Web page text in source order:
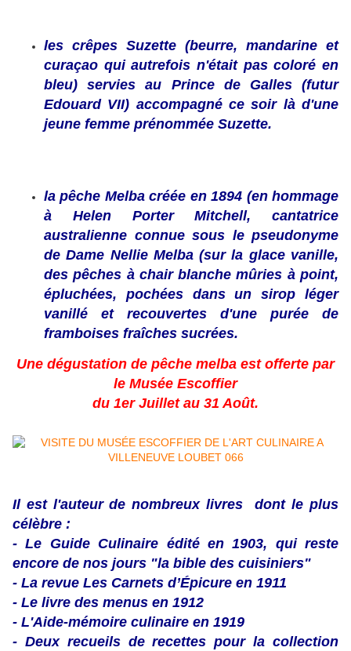
les crêpes Suzette (beurre, mandarine et
curaçao qui autrefois n'était pas coloré en
bleu) servies au Prince de Galles (futur
Edouard VII) accompagné ce soir là d'une
jeune femme prénommée Suzette.
la pêche Melba créée en 1894 (en hommage
à Helen Porter Mitchell, cantatrice
australienne connue sous le pseudonyme
de Dame Nellie Melba (sur la glace vanille,
des pêches à chair blanche mûries à point,
épluchées, pochées dans un sirop léger
vanillé et recouvertes d'une purée de
framboises fraîches sucrées.
Une dégustation de pêche melba est offerte par
le Musée Escoffier
du 1er Juillet au 31 Août.
Il est l'auteur de nombreux livres dont le plus
célèbre :
- Le Guide Culinaire édité en 1903, qui reste
encore de nos jours "la bible des cuisiniers"
- La revue Les Carnets d’Épicure en 1911
- Le livre des menus en 1912
- L'Aide-mémoire culinaire en 1919
- Deux recueils de recettes pour la collection